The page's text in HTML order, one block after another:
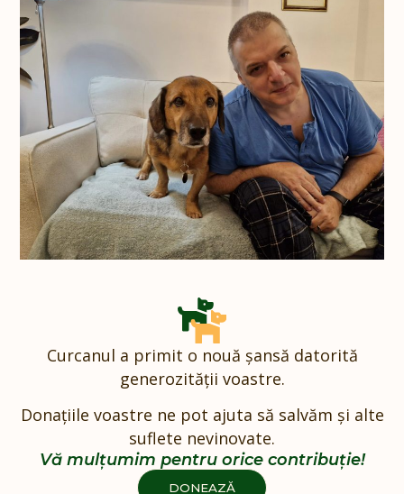
Curcanul a primit o nouă șansă datorită
generozității voastre.
Donațiile voastre ne pot ajuta să salvăm și alte
suflete nevinovate.
Vă mulțumim pentru orice contribuție!
DONEAZĂ